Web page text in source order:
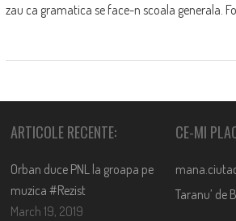
zau ca gramatica se face-n scoala generala.
ARTICOLE RECENTE:
Orban duce PNL la groapa pe
muzica #Rezist
March 19, 2019
CE-MI
Taranu’ de